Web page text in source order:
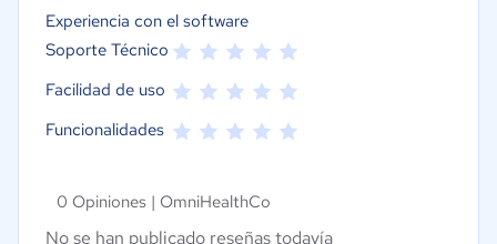
Experiencia con el software
Soporte Técnico
Facilidad de uso
Funcionalidades
0 Opiniones | OmniHealthCo
No se han publicado reseñas todavía